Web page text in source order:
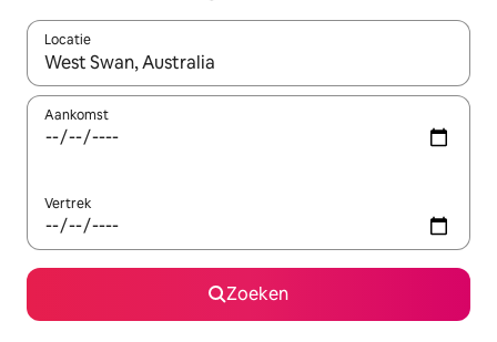
Locatie
Wanneer er resultaten beschikbaar zijn, maak je een keuze
Aankomst
Vertrek
Zoeken